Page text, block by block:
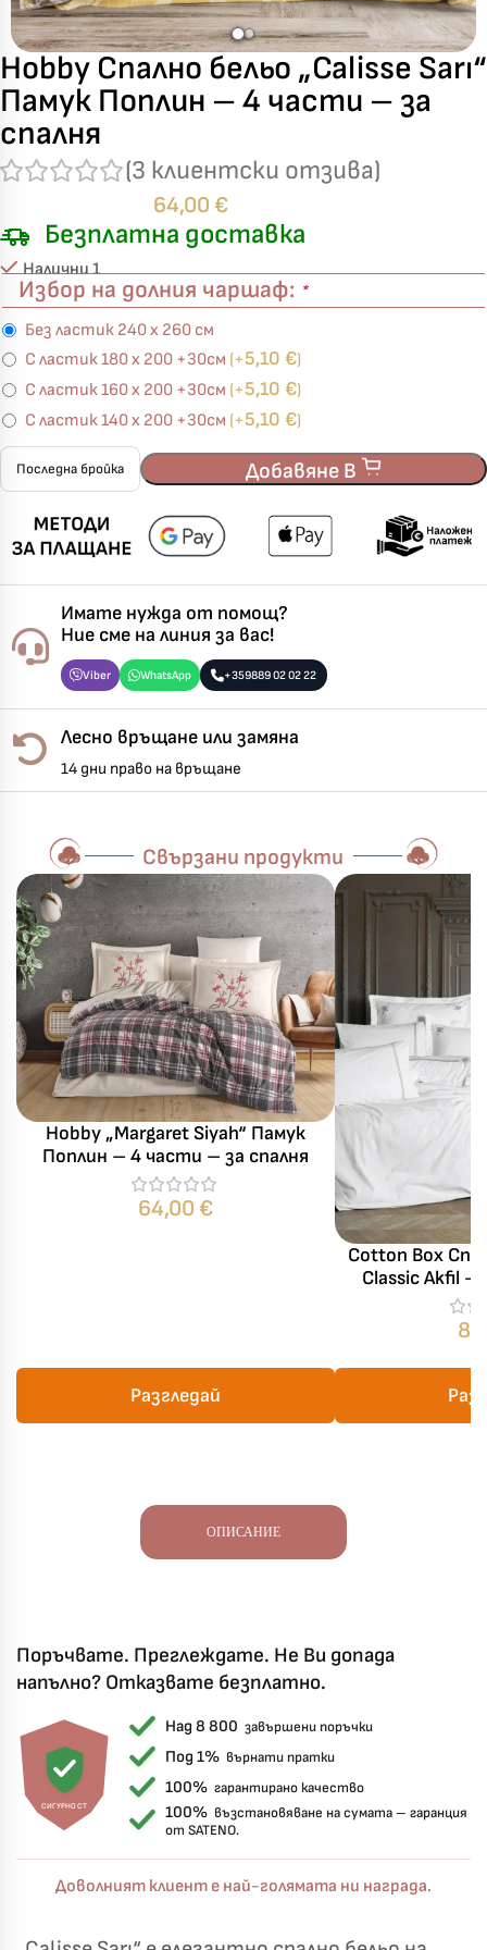
Hobby Спално бельо „Calisse Sarı“
Памук Поплин – 4 части – за
спалня
(3 клиентски отзива)
64,00 €
Безплатна доставка
Налични 1
Избор на долния чаршаф: *
Без ластик 240 х 260 см
С ластик 180 х 200 +30см (+5,10 €)
С ластик 160 х 200 +30см (+5,10 €)
С ластик 140 х 200 +30см (+5,10 €)
Последна бройка Добавяне В
Имате нужда от помощ?
Ние сме на линия за вас!
Viber WhatsApp +359889 02 02 22
Лесно връщане или замяна
14 дни право на връщане
Свързани продукти
Hobby „Margaret Siyah“ Памук
Поплин – 4 части – за спалня
64,00 €
Разгледай
Cotton Box
Classic Akfil
части
ОПИСАНИЕ
Поръчвате. Преглеждате. Не Ви допада
напълно? Отказвате безплатно.
СИГУРНОСТ
Над 8 800 завършени поръчки
Под 1% върнати пратки
100% гарантирано качество
100% възстановяване на сумата – гаранция
от SATENO.
Доволният клиент е най-голямата ни награда.